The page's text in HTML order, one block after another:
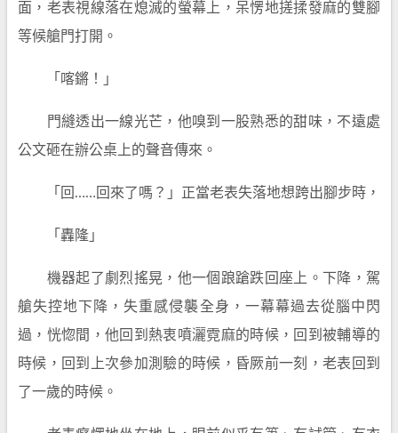
面，老表視線落在熄滅的螢幕上，呆愣地搓揉發麻的雙腳
等候艙門打開。
「喀鏘！」
門縫透出一線光芒，他嗅到一股熟悉的甜味，不遠處
公文砸在辦公桌上的聲音傳來。
「回……回來了嗎？」正當老表失落地想跨出腳步時，
「轟隆」
機器起了劇烈搖晃，他一個踉蹌跌回座上。下降，駕
艙失控地下降，失重感侵襲全身，一幕幕過去從腦中閃
過，恍惚間，他回到熱衷噴灑霓麻的時候，回到被輔導的
時候，回到上次參加測驗的時候，昏厥前一刻，老表回到
了一歲的時候。